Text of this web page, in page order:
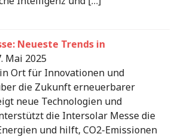
Neueste Trends in
Mai 2025
Ort für Innovationen und
die Zukunft erneuerbarer
neue Technologien und
die Intersolar Messe die
und hilft, CO2-Emissionen